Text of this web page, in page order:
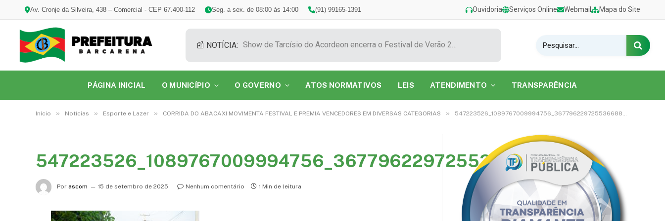
Av. Cronje da Silveira, 438 – Comercial - CEP 67.400-112 Seg. a sex. de 08:00 às 14:00 (91) 99165-1391 Ouvidoria Serviços Online Webmail Mapa do Site
📰 NOTÍCIA: Show de Tarcísio do Acordeon encerra o Festival de Verão 2026 na Praia do Caripi
PÁGINA INICIAL O MUNICÍPIO O GOVERNO ATOS NORMATIVOS LEIS ATENDIMENTO TRANSPARÊNCIA
Início » Notícias » Esporte e Lazer » CORRIDA DO ABACAXI MOVIMENTA FESTIVAL E PREMIA VENCEDORES EM DIVERSAS CATEGORIAS » 547223526_1089767009994756_3677962297255366883_n
547223526_1089767009994756_3677962297255366883_n
Por ascom 15 de setembro de 2025 Nenhum comentário 1 Min de leitura